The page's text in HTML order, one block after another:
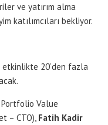
ve yatırım alma
katılımcıları bekliyor.
etkinlikte 20’den fazla
Value
– CTO), Fatih Kadir